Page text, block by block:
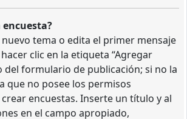
encuesta?
tema o edita el primer mensaje
clic en la etiqueta “Agregar
del formulario de publicación; si no la
que no posee los permisos
encuestas. Inserte un título y al
en el campo apropiado,